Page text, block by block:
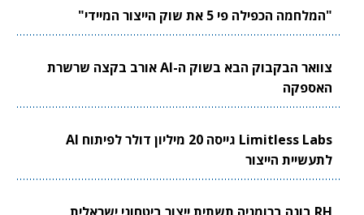
"המלחמה הכפילה פי 5 את שוק הייצור המיידי"
צוואר הבקבוק הבא בשוק ה-AI אורב בקצה שרשרת
האספקה
Limitless Labs גייסה 20 מיליון דולר לפיתוח AI
לתעשיית הייצור
RH בונה ברומניה תשתית ייצור ביטחוני ישראלית